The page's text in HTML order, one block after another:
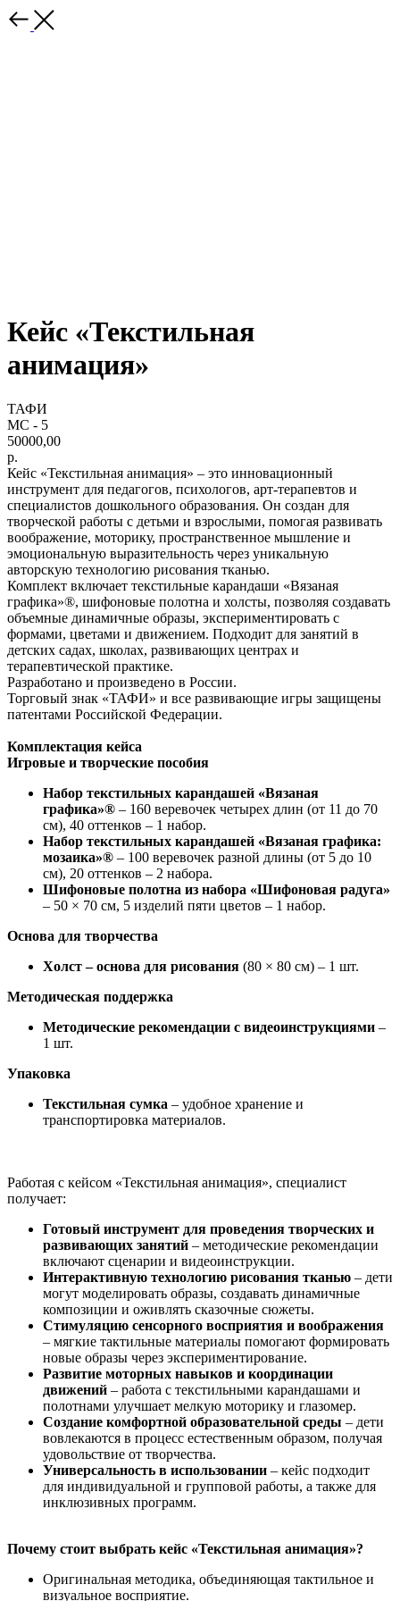
Кейс «Текстильная
анимация»
ТАФИ
МС - 5
50000,00
р.
Кейс «Текстильная анимация» – это инновационный
инструмент для педагогов, психологов, арт-терапевтов и
специалистов дошкольного образования. Он создан для
творческой работы с детьми и взрослыми, помогая развивать
воображение, моторику, пространственное мышление и
эмоциональную выразительность через уникальную
авторскую технологию рисования тканью.
Комплект включает текстильные карандаши «Вязаная
графика»®, шифоновые полотна и холсты, позволяя создавать
объемные динамичные образы, экспериментировать с
формами, цветами и движением. Подходит для занятий в
детских садах, школах, развивающих центрах и
терапевтической практике.
Разработано и произведено в России.
Торговый знак «ТАФИ» и все развивающие игры защищены
патентами Российской Федерации.
Комплектация кейса
Игровые и творческие пособия
Набор текстильных карандашей «Вязаная
графика»® – 160 веревочек четырех длин (от 11 до 70
см), 40 оттенков – 1 набор.
Набор текстильных карандашей «Вязаная графика:
мозаика»® – 100 веревочек разной длины (от 5 до 10
см), 20 оттенков – 2 набора.
Шифоновые полотна из набора «Шифоновая радуга»
– 50 × 70 см, 5 изделий пяти цветов – 1 набор.
Основа для творчества
Холст – основа для рисования (80 × 80 см) – 1 шт.
Методическая поддержка
Методические рекомендации с видеоинструкциями –
1 шт.
Упаковка
Текстильная сумка – удобное хранение и
транспортировка материалов.
Работая с кейсом «Текстильная анимация», специалист
получает:
Готовый инструмент для проведения творческих и
развивающих занятий – методические рекомендации
включают сценарии и видеоинструкции.
Интерактивную технологию рисования тканью – дети
могут моделировать образы, создавать динамичные
композиции и оживлять сказочные сюжеты.
Стимуляцию сенсорного восприятия и воображения
– мягкие тактильные материалы помогают формировать
новые образы через экспериментирование.
Развитие моторных навыков и координации
движений – работа с текстильными карандашами и
полотнами улучшает мелкую моторику и глазомер.
Создание комфортной образовательной среды – дети
вовлекаются в процесс естественным образом, получая
удовольствие от творчества.
Универсальность в использовании – кейс подходит
для индивидуальной и групповой работы, а также для
инклюзивных программ.
Почему стоит выбрать кейс «Текстильная анимация»?
Оригинальная методика, объединяющая тактильное и
визуальное восприятие.